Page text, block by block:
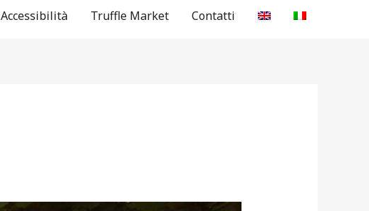
Accessibilità Truffle Market Contatti